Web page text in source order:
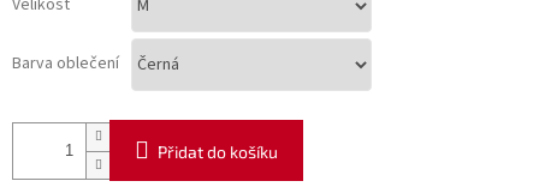
Velikost
Barva oblečení
Přidat do košíku